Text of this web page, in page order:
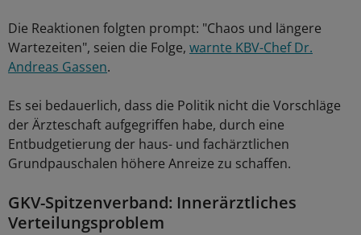
Die Reaktionen folgten prompt: "Chaos und längere
Wartezeiten", seien die Folge, warnte KBV-Chef Dr.
Andreas Gassen.
Es sei bedauerlich, dass die Politik nicht die Vorschläge
der Ärzteschaft aufgegriffen habe, durch eine
Entbudgetierung der haus- und fachärztlichen
Grundpauschalen höhere Anreize zu schaffen.
GKV-Spitzenverband: Innerärztliches
Verteilungsproblem